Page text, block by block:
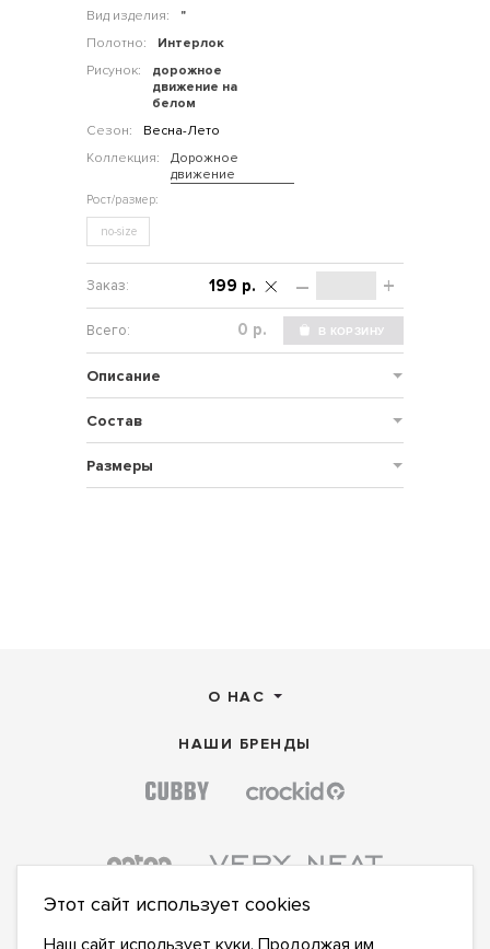
Вид изделия:
"
Полотно:
Интерлок
Рисунок:
дорожное
движение на
белом
Сезон:
Весна-Лето
Коллекция:
Дорожное
движение
no-size
– +
199 р.
р.
Описание
Состав
Размеры
О НАС
НАШИ БРЕНДЫ
Этот сайт использует cookies
Наш сайт использует куки. Продолжая им